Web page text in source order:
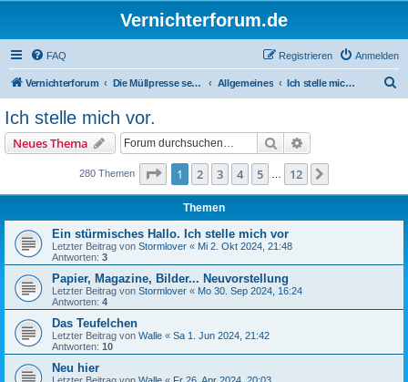
Vernichterforum.de
FAQ Anmelden
Registrieren
Vernichterforum Die Müllpresse sei mit Dir... Allgemeines Ich stelle mich vor.
Ich stelle mich vor.
Neues Thema Suche
280 Themen Seite 1von 12
1 2 3 4 5 12
Themen
Ein stürmisches Hallo. Ich stelle mich vor
Letzter Beitrag von Stormlover « Mi 2. Okt 2024, 21:48
Antworten: 3
Papier, Magazine, Bilder... Neuvorstellung
Letzter Beitrag von Stormlover « Mo 30. Sep 2024, 16:24
Antworten: 4
Das Teufelchen
Letzter Beitrag von Walle « Sa 1. Jun 2024, 21:42
Antworten: 10
Neu hier